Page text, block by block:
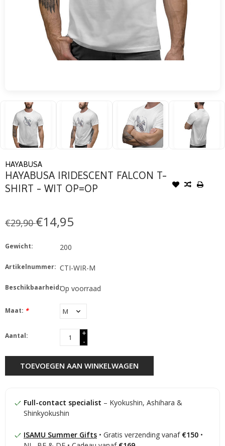
HAYABUSA
HAYABUSA IRIDESCENT FALCON T-
SHIRT - WIT OP=OP
€29,90€14,95
Gewicht: 200
Artikelnummer: CTI-WIR-M
Beschikbaarheid:Op voorraad
Maat: *
Aantal:
+
-
TOEVOEGEN AAN WINKELWAGEN
Full-contact specialist – Kyokushin, Ashihara &
Shinkyokushin
ISAMU Summer Gifts • Gratis verzending vanaf €150 •